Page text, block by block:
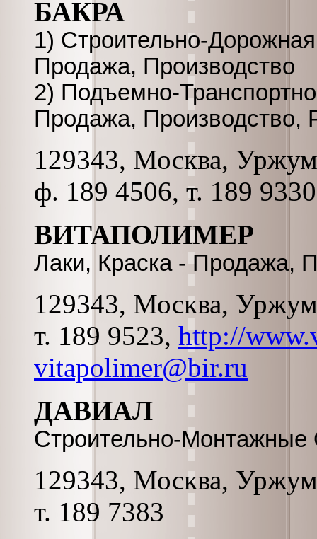
БАКРА
1) Строительно-
Продажа, Производство
2) Подъемно-
Продажа, Производство,
129343, Москва,
ф. 189 4506, т. 189 9330
ВИТАПОЛИМЕР
Лаки, Краска - Продажа,
129343, Москва,
т. 189 9523, http://
vitapolimer@bir.ru
ДАВИАЛ
Строительно-Монтажные
129343, Москва,
т. 189 7383